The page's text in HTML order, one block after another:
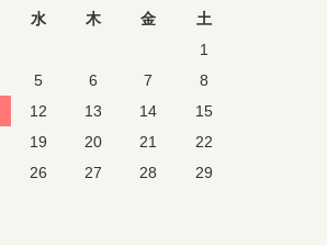
水 木 金
土
1
5 6 7
8
12 13 14
15
19 20 21
22
26 27 28
29